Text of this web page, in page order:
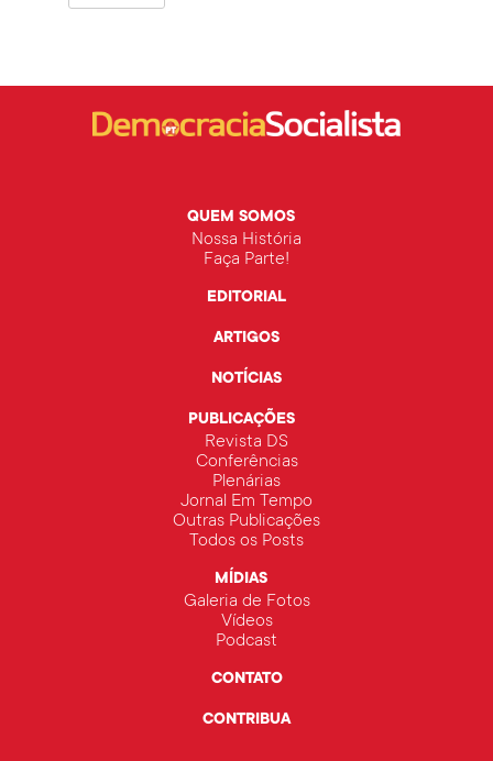
QUEM SOMOS
Nossa História
Faça Parte!
EDITORIAL
ARTIGOS
NOTÍCIAS
PUBLICAÇÕES
Revista DS
Conferências
Plenárias
Jornal Em Tempo
Outras Publicações
Todos os Posts
MÍDIAS
Galeria de Fotos
Vídeos
Podcast
CONTATO
CONTRIBUA